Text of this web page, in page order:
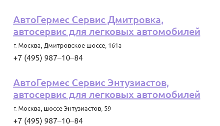
АвтоГермес Сервис Дмитровка,
автосервис для легковых автомобилей
г. Москва, Дмитровское шоссе, 161а
+7 (495) 987‒10‒84
АвтоГермес Сервис Энтузиастов,
автосервис для легковых автомобилей
г. Москва, шоссе Энтузиастов, 59
+7 (495) 987‒10‒84